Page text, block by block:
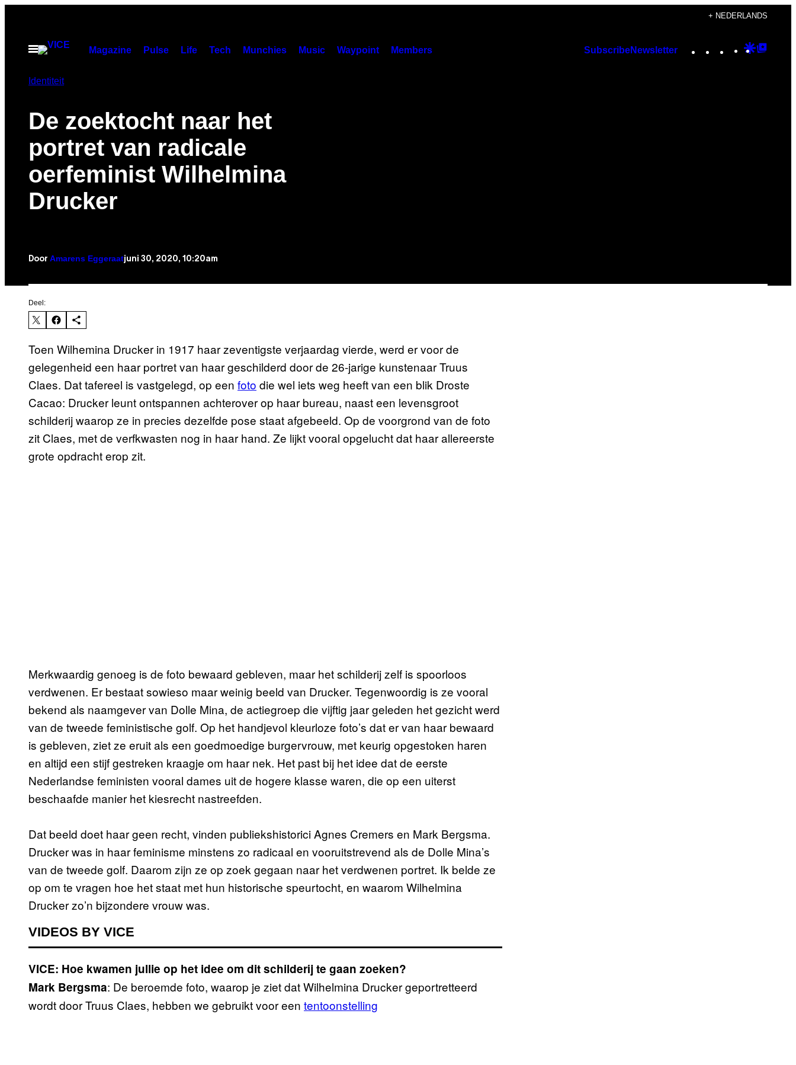
+ NEDERLANDS
Open
Magazine Pulse Life Tech Munchies Music Waypoint Members SubscribeNewsletter Instagram
TikTok
YouTube
Google
Identiteit
De zoektocht naar het
portret van radicale
oerfeminist Wilhelmina
Drucker
Door Amarens Eggeraatjuni 30, 2020, 10:20am
Deel:
Toen Wilhemina Drucker in 1917 haar zeventigste verjaardag vierde, werd er voor de
gelegenheid een haar portret van haar geschilderd door de 26-jarige kunstenaar Truus
Claes. Dat tafereel is vastgelegd, op een foto die wel iets weg heeft van een blik Droste
Cacao: Drucker leunt ontspannen achterover op haar bureau, naast een levensgroot
schilderij waarop ze in precies dezelfde pose staat afgebeeld. Op de voorgrond van de foto
zit Claes, met de verfkwasten nog in haar hand. Ze lijkt vooral opgelucht dat haar allereerste
grote opdracht erop zit.
Merkwaardig genoeg is de foto bewaard gebleven, maar het schilderij zelf is spoorloos
verdwenen. Er bestaat sowieso maar weinig beeld van Drucker. Tegenwoordig is ze vooral
bekend als naamgever van Dolle Mina, de actiegroep die vijftig jaar geleden het gezicht werd
van de tweede feministische golf. Op het handjevol kleurloze foto’s dat er van haar bewaard
is gebleven, ziet ze eruit als een goedmoedige burgervrouw, met keurig opgestoken haren
en altijd een stijf gestreken kraagje om haar nek. Het past bij het idee dat de eerste
Nederlandse feministen vooral dames uit de hogere klasse waren, die op een uiterst
beschaafde manier het kiesrecht nastreefden.
Dat beeld doet haar geen recht, vinden publiekshistorici Agnes Cremers en Mark Bergsma.
Drucker was in haar feminisme minstens zo radicaal en vooruitstrevend als de Dolle Mina’s
van de tweede golf. Daarom zijn ze op zoek gegaan naar het verdwenen portret. Ik belde ze
op om te vragen hoe het staat met hun historische speurtocht, en waarom Wilhelmina
Drucker zo’n bijzondere vrouw was.
VIDEOS BY VICE
VICE: Hoe kwamen jullie op het idee om dit schilderij te gaan zoeken?
Mark Bergsma: De beroemde foto, waarop je ziet dat Wilhelmina Drucker geportretteerd
wordt door Truus Claes, hebben we gebruikt voor een tentoonstelling